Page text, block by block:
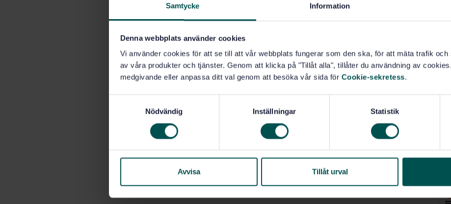
Samtycke Information
Denna webbplats använder cookies
Vi använder cookies för att se till att vår webbplats fungerar som den ska, för att mäta trafik
av våra produkter och tjänster. Genom att klicka på "Tillåt alla", tillåter du användning av
medgivande eller anpassa ditt val genom att besöka vår sida för Cookie-sekretess.
s
Nödvändig Inställningar Statistik
Avvisa Tillåt urval